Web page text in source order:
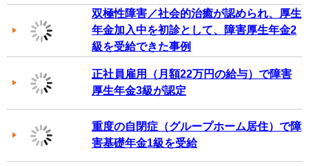
双極性障害／社会的治癒が認められ、厚生
年金加入中を初診として、障害厚生年金2
級を受給できた事例
正社員雇用（月額22万円の給与）で障害
厚生年金3級が認定
重度の自閉症（グループホーム居住）で障
害基礎年金1級を受給